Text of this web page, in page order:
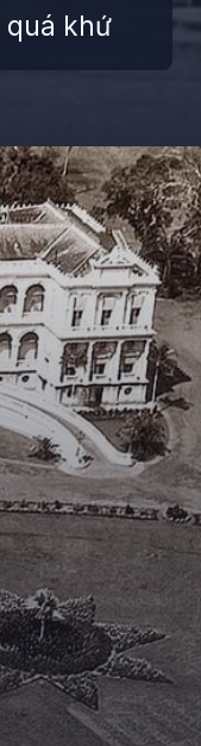
quá khứ
https://giaydabonghana.com/dinh-doc-lap-luu-giu-ky-uc-chien-tranh-va-lich-su-viet-nam